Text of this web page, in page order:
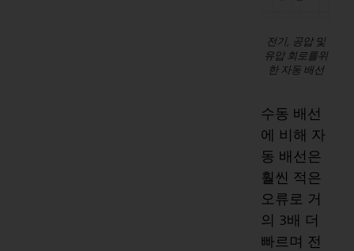
전기, 공압 및
유압 회로를위
한 자동 배선
수동 배선
에 비해 자
동 배선은
훨씬 적은
오류로 거
의 3배 더
빠르며 전